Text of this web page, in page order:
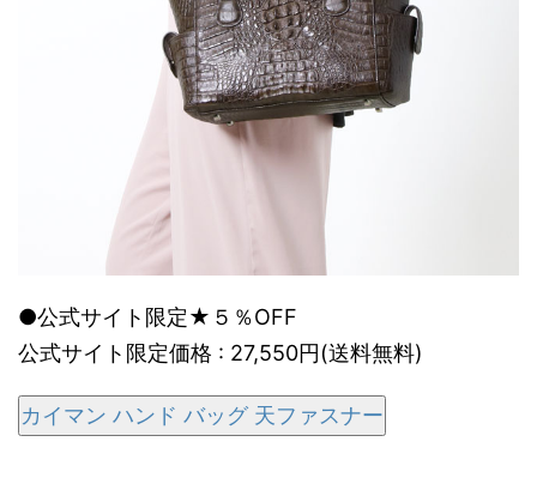
●公式サイト限定★５％OFF
公式サイト限定価格 : 27,550円(送料無料)
カイマン ハンド バッグ 天ファスナー